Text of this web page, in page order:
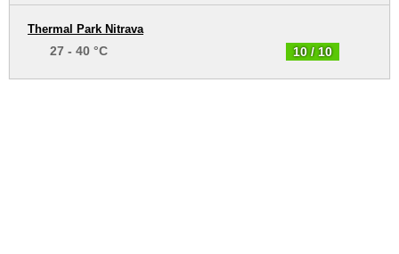
10 / 10
Thermal Park Nitrava
27 - 40 °C